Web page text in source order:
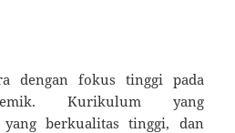
dengan fokus tinggi pada
Kurikulum yang
berkualitas tinggi, dan